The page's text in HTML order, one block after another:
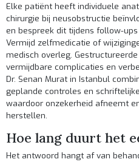
Elke patiënt heeft individuele
chirurgie bij neusobstructie
en bespreek dit tijdens follow-
Vermijd zelfmedicatie of
medisch overleg.
vermijdbare complicaties en
Dr. Senan Murat in Istanbul
geplande controles en
waardoor onzekerheid afneemt
herstellen.
Hoe lang duurt het
Het antwoord hangt af van